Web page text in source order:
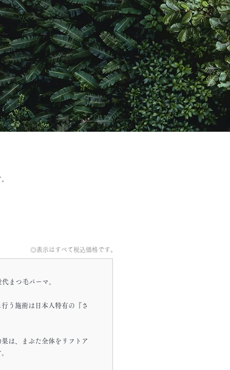
◎表示はすべて税込価格です。
まつ毛パーマ。
う施術は日本人特有の『さ
は、まぶた全体をリフトア